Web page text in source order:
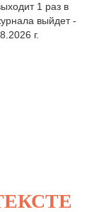
1 раз в
выйдет -
г.